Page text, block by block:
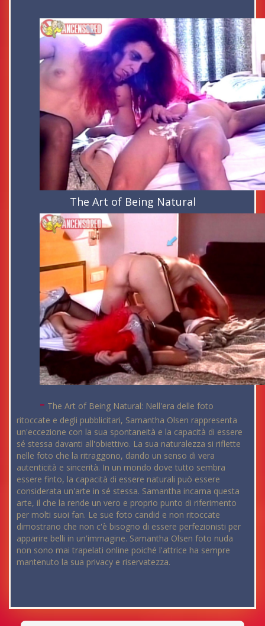
The Art of Being Natural
- The Art of Being Natural: Nell'era delle foto
ritoccate e degli pubblicitari, Samantha Olsen rappresenta
un'eccezione con la sua spontaneità e la capacità di essere
sé stessa davanti all'obiettivo. La sua naturalezza si riflette
nelle foto che la ritraggono, dando un senso di vera
autenticità e sincerità. In un mondo dove tutto sembra
essere finto, la capacità di essere naturali può essere
considerata un'arte in sé stessa. Samantha incarna questa
arte, il che la rende un vero e proprio punto di riferimento
per molti suoi fan. Le sue foto candid e non ritoccate
dimostrano che non c'è bisogno di essere perfezionisti per
apparire belli in un'immagine. Samantha Olsen foto nuda
non sono mai trapelati online poiché l'attrice ha sempre
mantenuto la sua privacy e riservatezza.